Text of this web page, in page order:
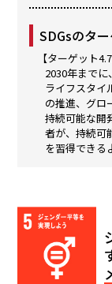
SDGsのタ
【ターゲット4.7
2030年まで
ライフスタイ
の推進、グロ
持続可能な開
者が、持続可
を習得できる